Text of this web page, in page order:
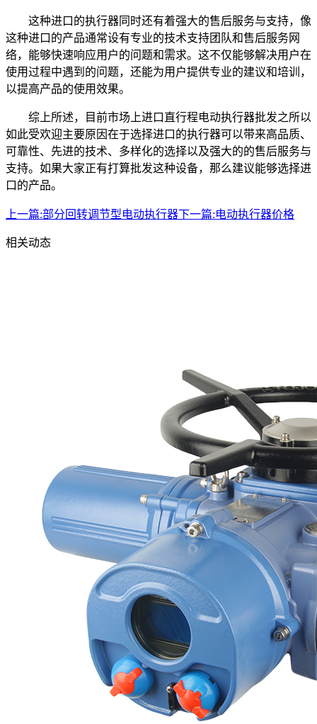
这种进口的执行器同时还有着强大的售后服务与支持，像
这种进口的产品通常设有专业的技术支持团队和售后服务网
络，能够快速响应用户的问题和需求。这不仅能够解决用户在
使用过程中遇到的问题，还能为用户提供专业的建议和培训，
以提高产品的使用效果。
综上所述，目前市场上进口直行程电动执行器批发之所以
如此受欢迎主要原因在于选择进口的执行器可以带来高品质、
可靠性、先进的技术、多样化的选择以及强大的的售后服务与
支持。如果大家正有打算批发这种设备，那么建议能够选择进
口的产品。‍
上一篇:部分回转调节型电动执行器下一篇:电动执行器价格
相关动态